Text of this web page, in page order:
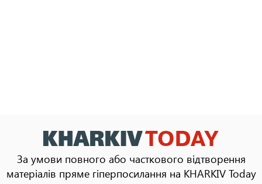
За умови повного або часткового відтворення
матеріалів пряме гіперпосилання на KHARKIV Today